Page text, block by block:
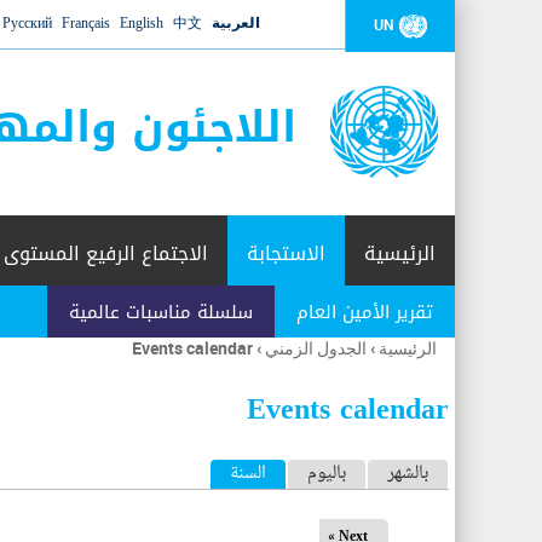
UN العربية 中文
English
Français
Русский
اللاجئون
الرئيسية الاستجابة
تقرير الأمين العام سلسلة مناسبات عالمية
الاجتماع الرفيع المستوى
أنت
هنا
الرئيسية › الجدول الزمني ›
Events calendar
Events calendar
ا بالشهر باليوم السنة (علامة التبويب النشطة)